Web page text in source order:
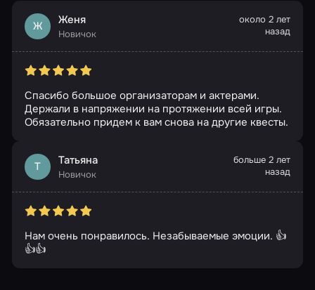
Ж Женя
Новичок
около 2 лет
назад
Спасибо большое организаторам и актерами.
Держали в напряжении на протяжении всей игры.
Обязательно придем к вам снова на другие квесты.
Т Татьяна
Новичок
больше 2 лет
назад
Нам очень понравилось. Незабываемые эмоции. 👍
👍👍